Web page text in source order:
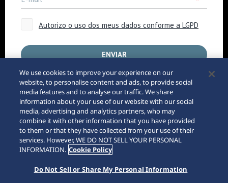
Empresa
Requisitos
Internet
Sitemap
145th
© 2026 Seiko Watch Corporation
We use cookies to improve your experience on our
website, to personalise content and ads, to provide social
media features and to analyse our traffic. We share
information about your use of our website with our social
media, advertising and analytics partners, who may
combine it with other information that you have provided
to them or that they have collected from your use of their
services. However, WE DO NOT SELL YOUR PERSONAL
INFORMATION. Cookie Policy
Do Not Sell or Share My Personal Information